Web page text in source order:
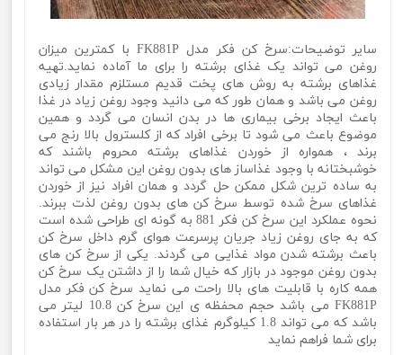
سایر توضیحات:سرخ کن فکر مدل FK881P با کمترین میزان
روغن می تواند یک غذای برشته را برای ما آماده نماید.تهیه
غذاهای برشته به روش های پخت قدیم مستلزم مقدار زیادی
روغن می باشد و همان طور که می دانید وجود روغن زیاد در غذا
باعث ایجاد برخی بیماری ها در بدن انسان می گردد و همین
موضوع باعث می شود تا برخی افراد که از کلسترول بالا رنج می
برند ، همواره از خوردن غذاهای برشته محروم باشند که
خوشبختانه با وجود غذاساز های بدون روغن این مشکل می تواند
به ساده ترین شکل ممکن حل گردد و همان افراد نیز از خوردن
غذاهای سرخ شده توسط سرخ کن های بدون روغن لذت ببرند.
نحوه عملکرد این سرخ کن فکر 881 به گونه ای طراحی شده است
که به جای روغن زیاد جریان پرسرعت هوای گرم داخل سرخ کن
باعث برشته شدن مواد غذایی می گردند. یکی از سرخ کن های
بدون روغن موجود در بازار که خیال شما را از داشتن یک سرخ کن
همه کاره با قابلیت های بالا راحت می نماید سرخ کن فکر مدل
FK881P می باشد حجم محفظه ی این سرخ کن 10.8 لیتر می
باشد که می تواند 1.8 کیلوگرم غذای برشته را در هر بار استفاده
برای شما فراهم نماید